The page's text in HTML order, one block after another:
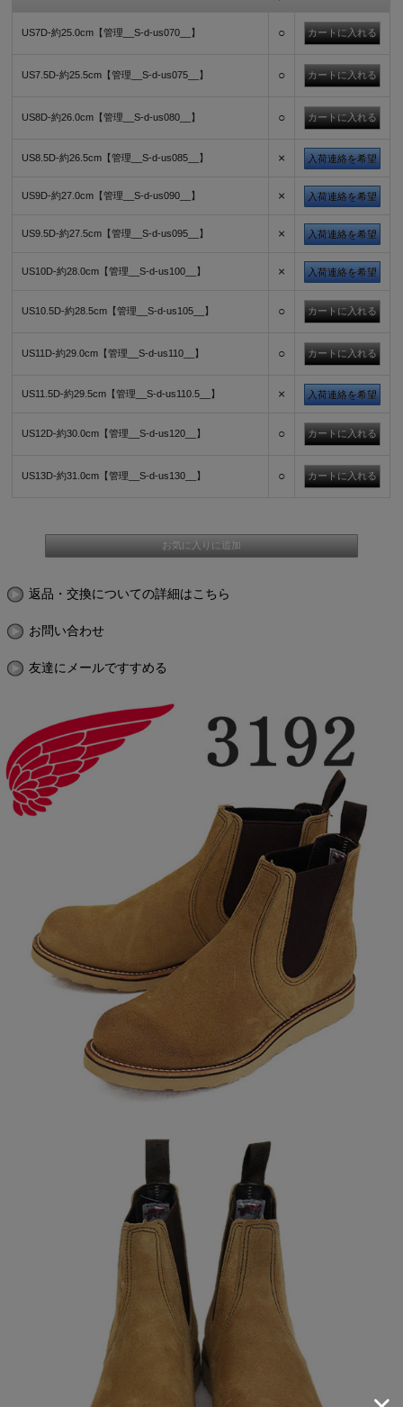
US7D-約25.0cm【管理__S-d-us070__】 ○
US7.5D-約25.5cm【管理__S-d-us075__】 ○
US8D-約26.0cm【管理__S-d-us080__】 ○
US8.5D-約26.5cm【管理__S-d-us085__】 × 入荷連絡を希望
US9D-約27.0cm【管理__S-d-us090__】 × 入荷連絡を希望
US9.5D-約27.5cm【管理__S-d-us095__】 × 入荷連絡を希望
US10D-約28.0cm【管理__S-d-us100__】 × 入荷連絡を希望
US10.5D-約28.5cm【管理__S-d-us105__】 ○
US11D-約29.0cm【管理__S-d-us110__】 ○
US11.5D-約29.5cm【管理__S-d-us110.5__】 × 入荷連絡を希望
US12D-約30.0cm【管理__S-d-us120__】 ○
US13D-約31.0cm【管理__S-d-us130__】 ○
返品・交換についての詳細はこちら
お問い合わせ
友達にメールですすめる